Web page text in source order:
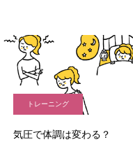
トレーニング
気圧で体調は変わる？